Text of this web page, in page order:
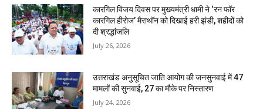
कारगिल विजय दिवस पर मुख्यमंत्री धामी ने ‘रन फॉर
कारगिल हीरोज’ मैराथॉन को दिखाई हरी झंडी, शहीदों को
दी श्रद्धांजलि
July 26, 2026
उत्तराखंड अनुसूचित जाति आयोग की जनसुनवाई में 47
मामलों की सुनवाई, 27 का मौके पर निस्तारण
July 24, 2026